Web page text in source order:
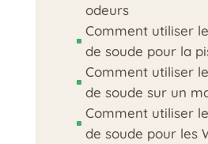
odeurs
^
Comment utiliser
de soude pour la
^
Comment utiliser
de soude sur un
^
Comment utiliser
de soude pour les